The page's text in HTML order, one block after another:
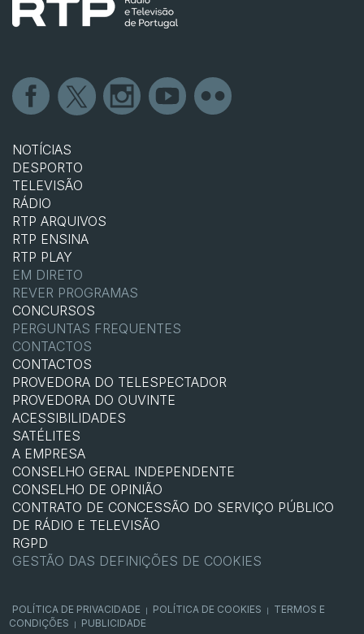
NOTÍCIAS
DESPORTO
TELEVISÃO
RÁDIO
RTP ARQUIVOS
RTP ENSINA
RTP PLAY
EM DIRETO
REVER PROGRAMAS
CONCURSOS
PERGUNTAS FREQUENTES
CONTACTOS
CONTACTOS
PROVEDORA DO TELESPECTADOR
PROVEDORA DO OUVINTE
ACESSIBILIDADES
SATÉLITES
A EMPRESA
CONSELHO GERAL INDEPENDENTE
CONSELHO DE OPINIÃO
CONTRATO DE CONCESSÃO DO SERVIÇO PÚBLICO
DE RÁDIO E TELEVISÃO
RGPD
GESTÃO DAS DEFINIÇÕES DE COOKIES
POLÍTICA DE PRIVACIDADE POLÍTICA DE COOKIES
TERMOS E
CONDIÇÕES
PUBLICIDADE